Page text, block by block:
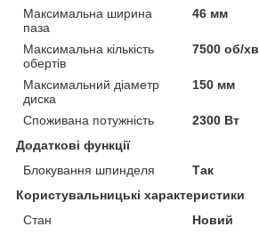
Максимальна ширина
паза
46 мм
Максимальна кількість
обертів
7500 об/хв
Максимальний діаметр
диска
150 мм
Споживана потужність
2300 Вт
Додаткові функції
Блокування шпинделя
Так
Користувальницькі характеристики
Стан
Новий